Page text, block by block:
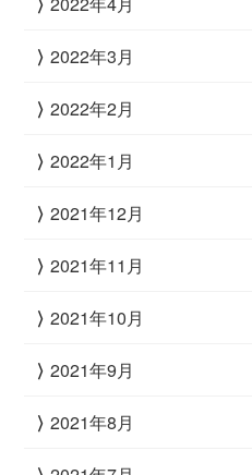
2022年3月
2022年2月
2022年1月
2021年12月
2021年11月
2021年10月
2021年9月
2021年8月